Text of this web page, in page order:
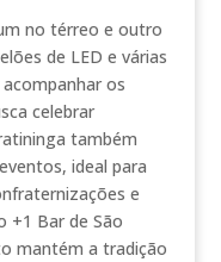
no térreo e outro
de LED e várias
os
celebrar
também
ideal para
e
+1 Bar de São
mantém a tradição